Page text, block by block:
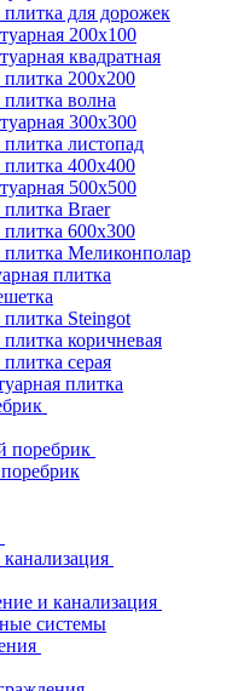
плитка для дорожек
200х100
квадратная
плитка 200х200
плитка волна
300х300
плитка листопад
плитка 400х400
500x500
плитка Braer
плитка 600х300
плитка Меликонполар
плитка
плитка Steingot
коричневая
серая
плитка
поребрик
и канализация
системы